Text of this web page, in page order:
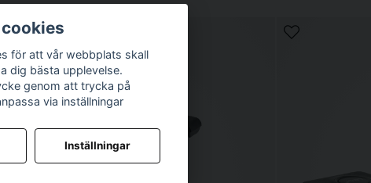
för att vår webbplats skall
dig bästa upplevelse.
genom att trycka på
via inställningar
Inställningar